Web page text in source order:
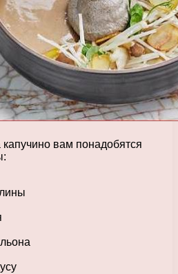
вам понадобятся